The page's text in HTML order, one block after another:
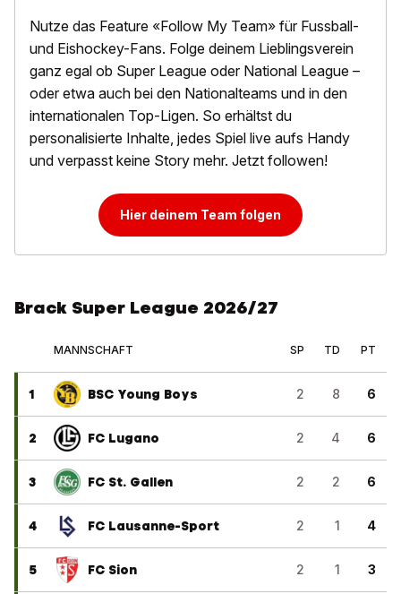
Nutze das Feature «Follow My Team» für Fussball-
und Eishockey-Fans. Folge deinem Lieblingsverein
ganz egal ob Super League oder National League –
oder etwa auch bei den Nationalteams und in den
internationalen Top-Ligen. So erhältst du
personalisierte Inhalte, jedes Spiel live aufs Handy
und verpasst keine Story mehr. Jetzt followen!
Hier deinem Team folgen
Brack Super League 2026/27
MANNSCHAFT SP TD PT
1 BSC Young Boys 2 8 6
2 FC Lugano 2 4 6
3 FC St. Gallen 2 2 6
4 FC Lausanne-Sport 2 1 4
5 FC Sion 2 1 3